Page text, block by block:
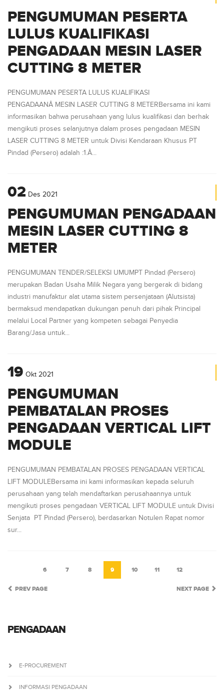
PENGUMUMAN PESERTA
LULUS KUALIFIKASI
PENGADAAN MESIN LASER
CUTTING 8 METER
PENGUMUMAN PESERTA LULUS KUALIFIKASI
PENGADAANÂ MESIN LASER CUTTING 8 METERBersama ini kami
informasikan bahwa perusahaan yang lulus kualifikasi dan berhak
mengikuti proses selanjutnya dalam proses pengadaan MESIN
LASER CUTTING 8 METER untuk Divisi Kendaraan Khusus PT
Pindad (Persero) adalah :1.Â...
02 Des 2021
PENGUMUMAN PENGADAAN
MESIN LASER CUTTING 8
METER
PENGUMUMAN TENDER/SELEKSI UMUMPT Pindad (Persero)
merupakan Badan Usaha Milik Negara yang bergerak di bidang
industri manufaktur alat utama sistem persenjataan (Alutsista)
bermaksud mendapatkan dukungan penuh dari pihak Principal
melalui Local Partner yang kompeten sebagai Penyedia
Barang/Jasa untuk...
19 Okt 2021
PENGUMUMAN
PEMBATALAN PROSES
PENGADAAN VERTICAL LIFT
MODULE
PENGUMUMAN PEMBATALAN PROSES PENGADAAN VERTICAL
LIFT MODULEBersama ini kami informasikan kepada seluruh
perusahaan yang telah mendaftarkan perusahaannya untuk
mengikuti proses pengadaan VERTICAL LIFT MODULE untuk Divisi
Senjata PT Pindad (Persero), berdasarkan Notulen Rapat nomor
sur...
6 7 8 9 10 11 12
PREV PAGE NEXT PAGE
PENGADAAN
E-PROCUREMENT
INFORMASI PENGADAAN